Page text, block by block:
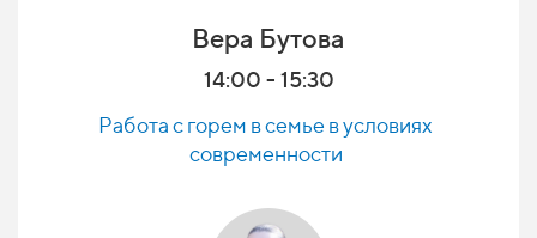
Вера Бутова
14:00 - 15:30
Работа с горем в семье в условиях
современности